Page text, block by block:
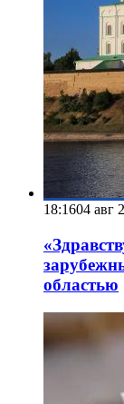
18:1604 авг
областью